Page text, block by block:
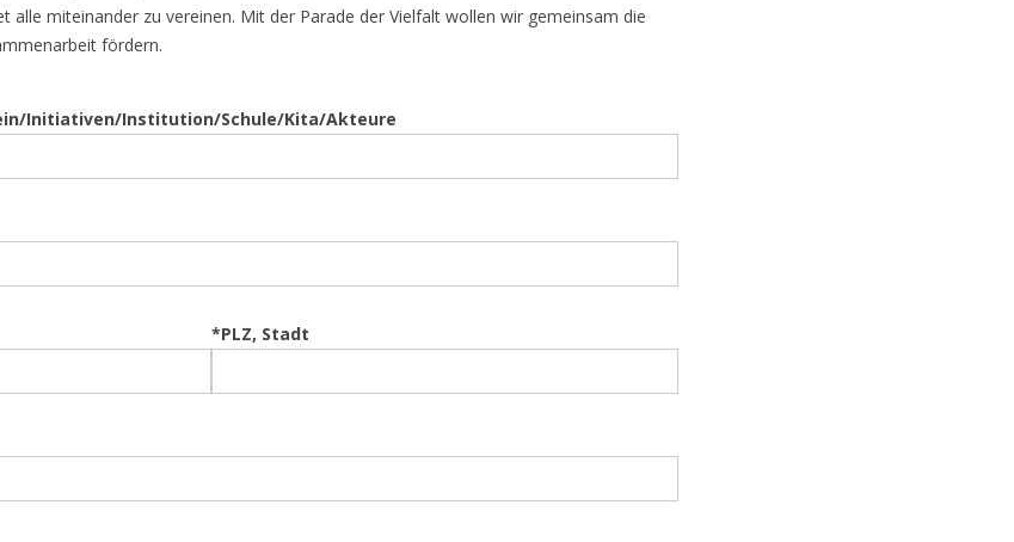
alle miteinander zu vereinen. Mit der Parade der Vielfalt wollen wir gemeinsam die
fördern.
Initiativen/Institution/Schule/Kita/Akteure
*PLZ, Stadt